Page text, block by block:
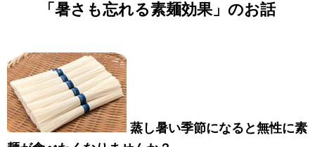
「暑さも忘れる素麺効果」のお話
蒸し暑い季節になると無性に素